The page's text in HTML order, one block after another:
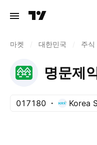
마켓 대한민국 주식
명문제
017180 Korea